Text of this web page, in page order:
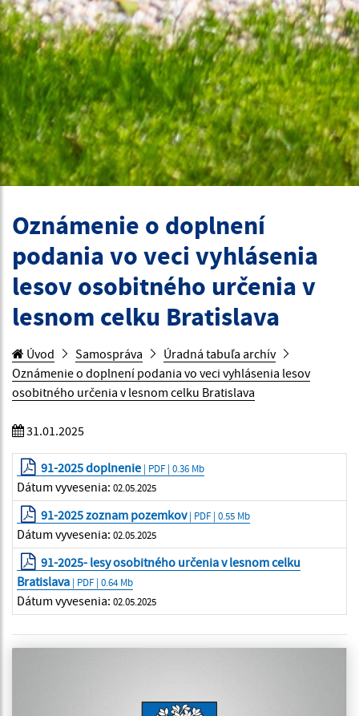
Oznámenie o doplnení
podania vo veci vyhlásenia
lesov osobitného určenia v
lesnom celku Bratislava
Úvod Samospráva
Úradná tabuľa archív
Oznámenie o doplnení podania vo veci vyhlásenia lesov
osobitného určenia v lesnom celku Bratislava
31.01.2025
91-2025 doplnenie | PDF | 0.36 Mb
Dátum vyvesenia: 02.05.2025
91-2025 zoznam pozemkov| PDF | 0.55 Mb
Dátum vyvesenia: 02.05.2025
91-2025- lesy osobitného určenia v lesnom celku
Bratislava | PDF | 0.64 Mb
Dátum vyvesenia: 02.05.2025